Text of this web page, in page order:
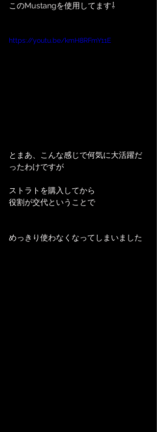
このMustangを使用してます⇩
https://youtu.be/kmH8RFmY11E
とまあ、こんな感じで何気に大活躍だ
ったわけですが
ストラトを購入してから
役割が交代ということで
めっきり使わなくなってしまいました